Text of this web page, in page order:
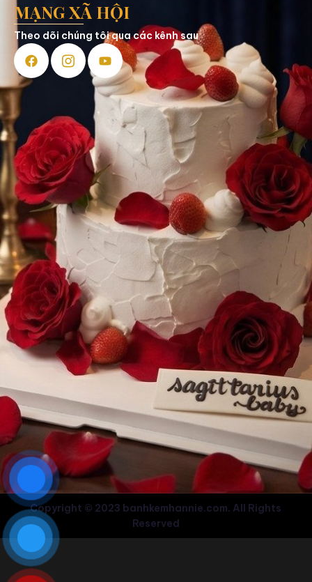
MẠNG XÃ HỘI
Theo dõi chúng tôi qua các kênh sau
Copyright © 2023 banhkemhannie.com. All Rights
Reserved